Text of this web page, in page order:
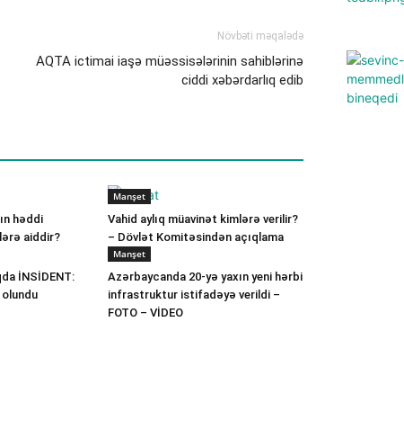
Növbəti məqalədə
AQTA ictimai iaşə müəssisələrinin sahiblərinə
ciddi xəbərdarlıq edib
həddi
aiddir?
Manşet
Vahid aylıq müavinət kimlərə verilir?
– Dövlət Komitəsindən açıqlama
İNSİDENT:
olundu
Manşet
Azərbaycanda 20-yə yaxın yeni hərbi
infrastruktur istifadəyə verildi –
FOTO – VİDEO